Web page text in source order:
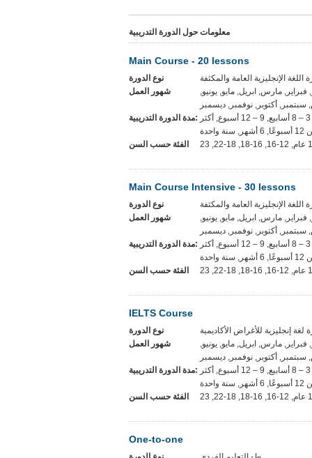
معلومات حول الدورة التدريبية
Main Course - 20 lessons
نوع الدورة
شهور العمل
فبراير, مارس, ابريل, مايو, يونيو,
أكتوبر, نوفمبر, ديسمبر
مدة الدورة التدريبية: المرونة, 1-2 أسابيع, 3 – 8 أسابيع, 9 – 12 أسبوع, أكثر
سنة واحدة
الفئة حسب السن
Main Course Intensive - 30 lessons
نوع الدورة
شهور العمل
فبراير, مارس, ابريل, مايو, يونيو,
أكتوبر, نوفمبر, ديسمبر
مدة الدورة التدريبية: المرونة, 1-2 أسابيع, 3 – 8 أسابيع, 9 – 12 أسبوع, أكثر
سنة واحدة
الفئة حسب السن
IELTS Course
نوع الدورة
شهور العمل
فبراير, مارس, ابريل, مايو, يونيو,
أكتوبر, نوفمبر, ديسمبر
مدة الدورة التدريبية: المرونة, 1-2 أسابيع, 3 – 8 أسابيع, 9 – 12 أسبوع, أكثر
سنة واحدة
الفئة حسب السن
One-to-one